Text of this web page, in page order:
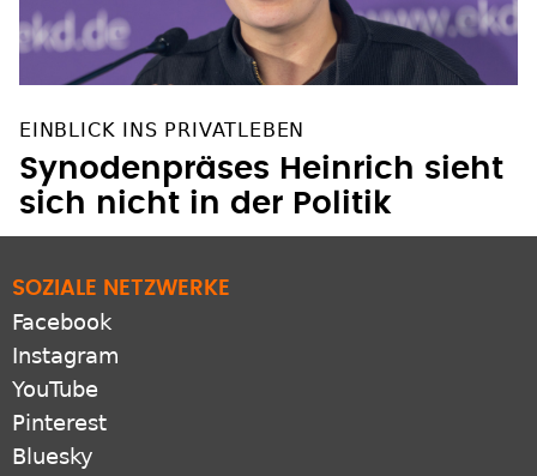
EINBLICK INS PRIVATLEBEN
Synodenpräses Heinrich sieht
sich nicht in der Politik
SOZIALE NETZWERKE
Facebook
Instagram
YouTube
Pinterest
Bluesky